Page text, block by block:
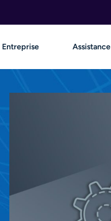
Entreprise Assistance